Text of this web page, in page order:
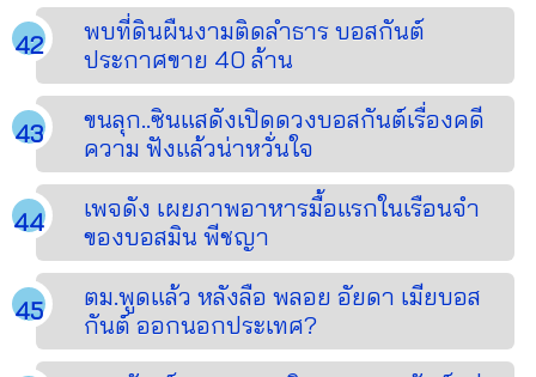
พบที่ดินผืนงามติดลำธาร บอสกันต์
ประกาศขาย 40 ล้าน
ขนลุก..ซินแสดังเปิดดวงบอสกันต์เรื่องคดี
ความ ฟังแล้วน่าหวั่นใจ
เพจดัง เผยภาพอาหารมื้อแรกในเรือนจำ
ของบอสมิน พีชญา
ตม.พูดแล้ว หลังลือ พลอย อัยดา เมียบอส
กันต์ ออกนอกประเทศ?